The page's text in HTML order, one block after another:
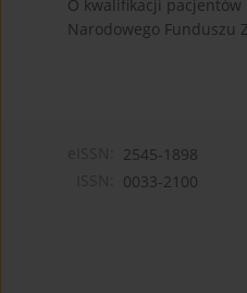
O kwalifikacji
Narodowego Funduszu
2545-1898
0033-2100